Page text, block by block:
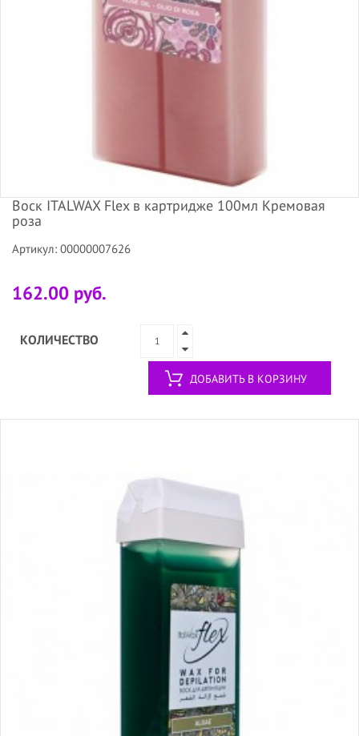
Воск ITALWAX Flex в картридже 100мл Кремовая
роза
Артикул: 00000007626
162.00 руб.
КОЛИЧЕСТВО
ДОБАВИТЬ В КОРЗИНУ